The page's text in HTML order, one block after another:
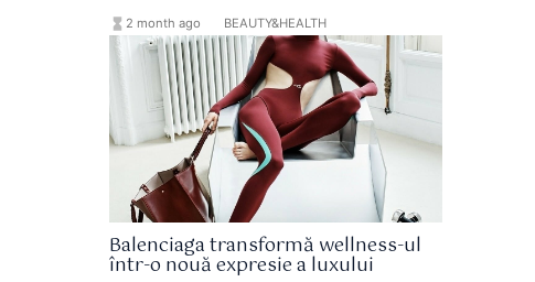
la târgul comercial VivaTech, care se
desfășoară la Paris până la sfârșitul
săptămânii.
hourglass_full 2 month ago BEAUTY&HEALTH
Balenciaga transformă wellness-ul
într-o nouă expresie a luxului